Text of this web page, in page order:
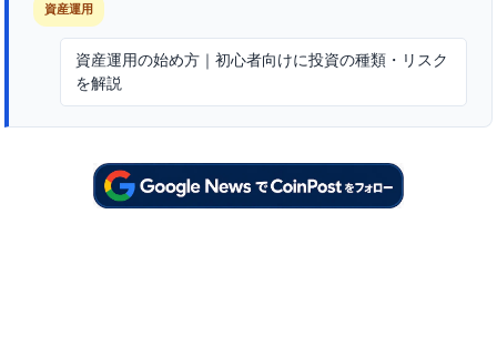
資産運用
資産運用の始め方｜初心者向けに投資の種類・リスク
を解説